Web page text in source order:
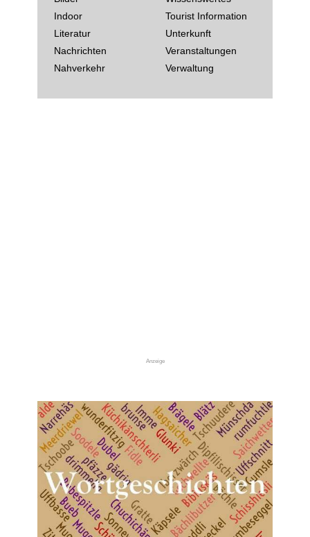
Indoor
Literatur
Nachrichten
Nahverkehr
Tourist Information
Unterkunft
Veranstaltungen
Verwaltung
Anzeige